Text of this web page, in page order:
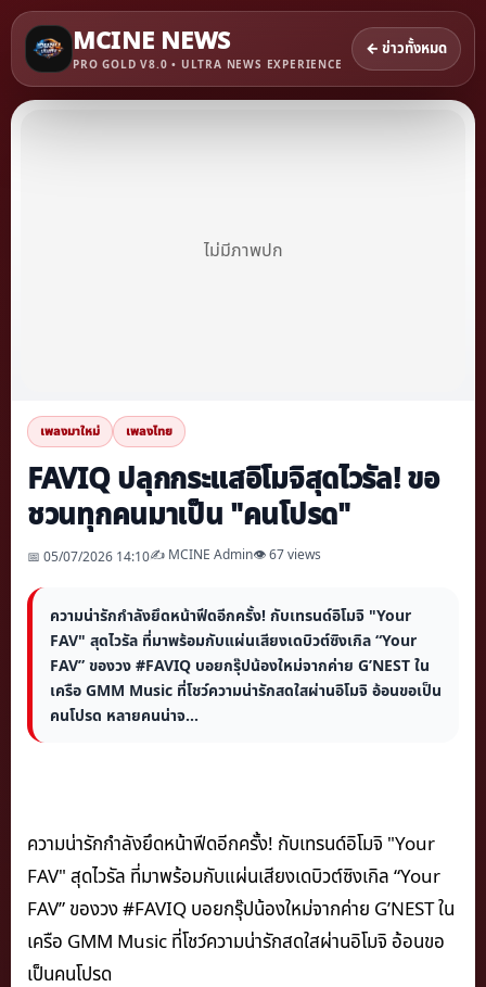
MCINE NEWS
PRO GOLD V8.0 • ULTRA NEWS EXPERIENCE
← ข่าวทั้งหมด
ไม่มีภาพปก
เพลงมาใหม่ เพลงไทย
FAVIQ ปลุกกระแสอิโมจิสุดไวรัล! ขอ
ชวนทุกคนมาเป็น "คนโปรด"
📅 05/07/2026 14:10✍️ MCINE Admin👁 67 views
ความน่ารักกำลังยึดหน้าฟีดอีกครั้ง! กับเทรนด์อิโมจิ "Your
FAV" สุดไวรัล ที่มาพร้อมกับแผ่นเสียงเดบิวต์ซิงเกิล “Your
FAV” ของวง #FAVIQ บอยกรุ๊ปน้องใหม่จากค่าย G’NEST ใน
เครือ GMM Music ที่โชว์ความน่ารักสดใสผ่านอิโมจิ อ้อนขอเป็น
คนโปรด หลายคนน่าจ...
ความน่ารักกำลังยึดหน้าฟีดอีกครั้ง! กับเทรนด์อิโมจิ "Your
FAV" สุดไวรัล ที่มาพร้อมกับแผ่นเสียงเดบิวต์ซิงเกิล “Your
FAV” ของวง #FAVIQ บอยกรุ๊ปน้องใหม่จากค่าย G’NEST ใน
เครือ GMM Music ที่โชว์ความน่ารักสดใสผ่านอิโมจิ อ้อนขอ
เป็นคนโปรด